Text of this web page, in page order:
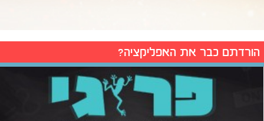
הורדתם כבר את האפליקציה?